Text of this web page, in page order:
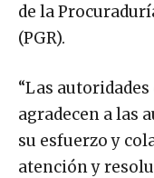
de la
(PGR).
“Las
agradecen a las
su esfuerzo y
atención y